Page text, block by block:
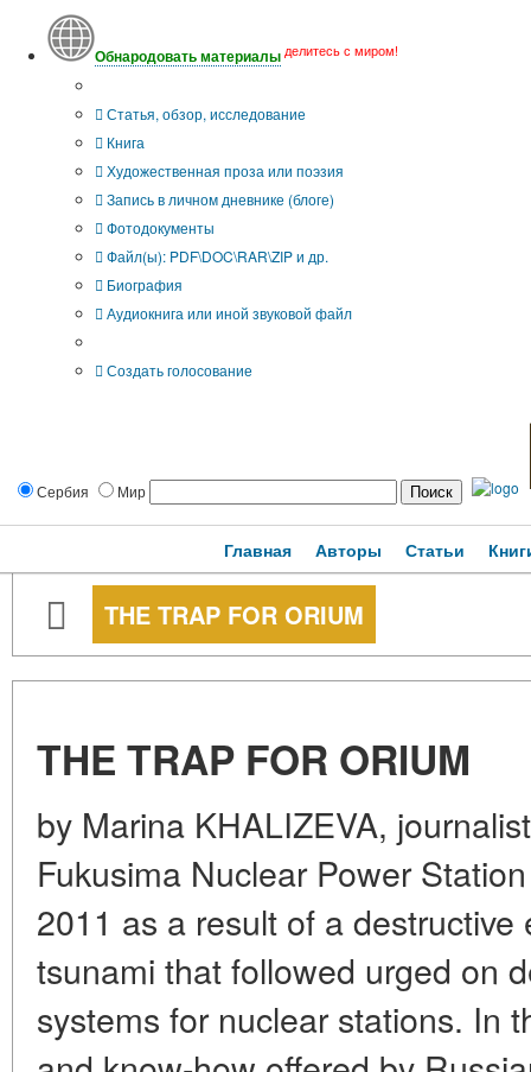
Обнародовать материалы делитесь с миром!
Статья, обзор, исследование
Книга
Художественная проза или поэзия
Запись в личном дневнике (блоге)
Фотодокументы
Файл(ы): PDF\DOC\RAR\ZIP и др.
Биография
Аудиокнига или иной звуковой файл
Создать голосование
Сербия Мир
Главная Авторы Статьи
THE TRAP FOR ORIUM
THE TRAP FOR ORIUM
by Marina KHALIZEVA,
Fukusima Nuclear Power
2011 as a result of a
tsunami that followed urged on
systems for nuclear stations. In